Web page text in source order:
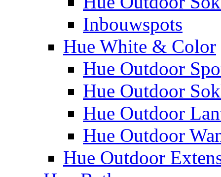
Inbouwspots
Hue White & Color
Hue Outdoor
Hue Outdoor
Hue Outdoor
Hue Outdoor
Hue Outdoor